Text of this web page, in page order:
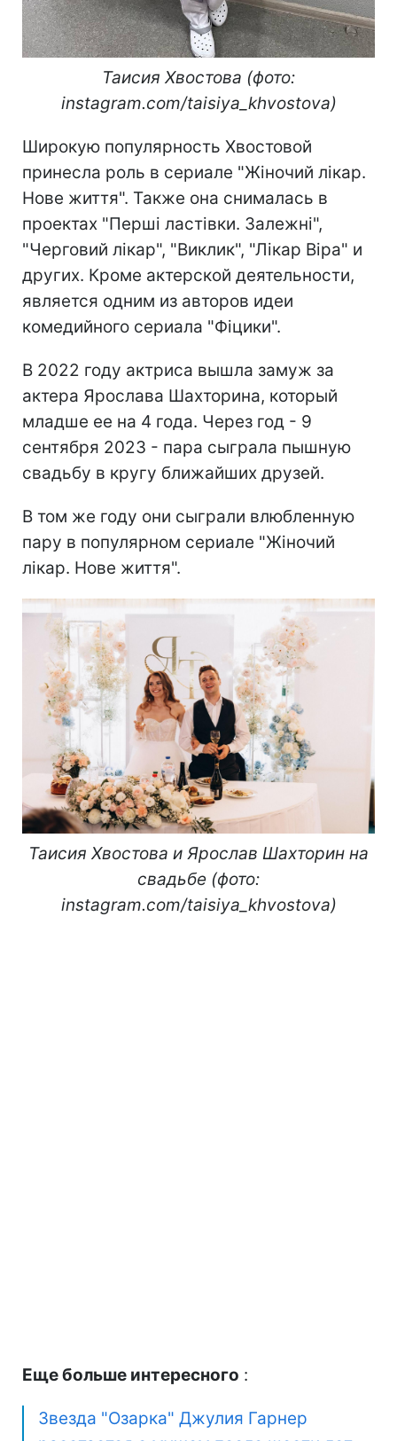
Таисия Хвостова (фото:
instagram.com/taisiya_khvostova)
Широкую популярность Хвостовой
принесла роль в сериале "Жіночий лікар.
Нове життя". Также она снималась в
проектах "Перші ластівки. Залежні",
"Черговий лікар", "Виклик", "Лікар Віра" и
других. Кроме актерской деятельности,
является одним из авторов идеи
комедийного сериала "Фіцики".
В 2022 году актриса вышла замуж за
актера Ярослава Шахторина, который
младше ее на 4 года. Через год - 9
сентября 2023 - пара сыграла пышную
свадьбу в кругу ближайших друзей.
В том же году они сыграли влюбленную
пару в популярном сериале "Жіночий
лікар. Нове життя".
Таисия Хвостова и Ярослав Шахторин на
свадьбе (фото:
instagram.com/taisiya_khvostova)
Еще больше интересного :
Звезда "Озарка" Джулия Гарнер